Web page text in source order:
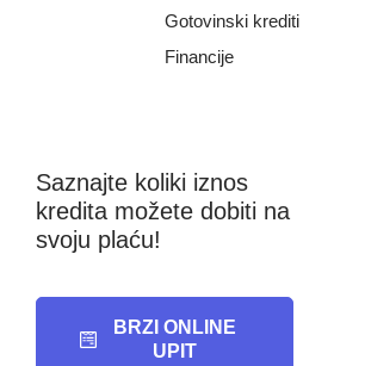
Gotovinski krediti
Financije
Saznajte koliki iznos
kredita možete dobiti na
svoju plaću!
BRZI ONLINE
UPIT